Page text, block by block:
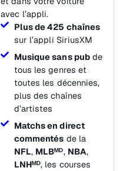
avec l’appli.
Plus de 425 chaînes
sur l’appli SiriusXM
Musique sans pub de
tous les genres et
toutes les décennies,
plus des chaînes
d’artistes
Matchs en direct
commentés de la
NFL, MLBᴹᴰ, NBA,
LNHᴹᴰ, les courses